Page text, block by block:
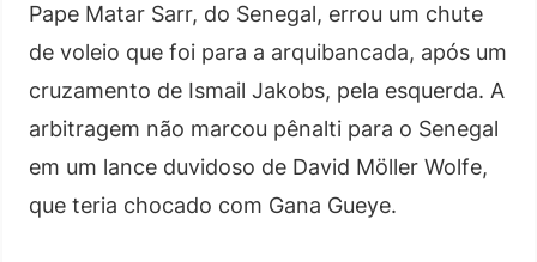
Pape Matar Sarr, do Senegal, errou um chute
de voleio que foi para a arquibancada, após um
cruzamento de Ismail Jakobs, pela esquerda. A
arbitragem não marcou pênalti para o Senegal
em um lance duvidoso de David Möller Wolfe,
que teria chocado com Gana Gueye.